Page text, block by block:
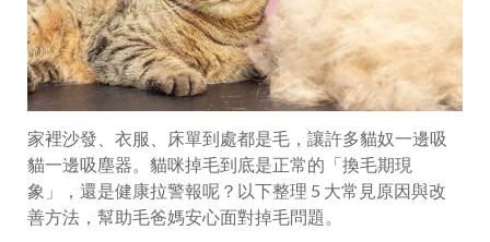
家裡沙發、衣服、床單到處都是毛，讓許多貓奴一邊吸
貓一邊吸塵器。貓咪掉毛到底是正常的「換毛期現
象」，還是健康拉警報呢？以下整理 5 大常見原因與改
善方法，幫助毛爸媽安心面對掉毛問題。